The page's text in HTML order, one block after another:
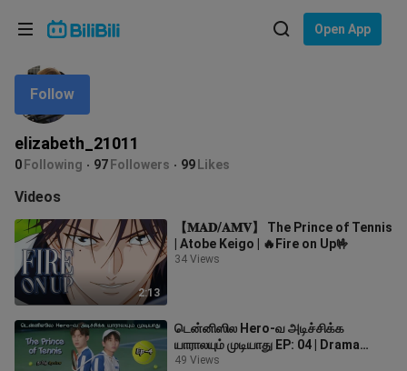
Open App
elizabeth_21011
0 Following 97 Followers 99 Likes
Follow
Videos
2:13
【𝐌𝐀𝐃/𝐀𝐌𝐕】 The Prince of Tennis
| Atobe Keigo | 🔥Fire on Up🤟
34 Views
டென்னிஸில Hero-வ அடிச்சிக்க
யாராலயும் முடியாது EP: 04 | Drama
Tamil Review
49 Views
Language: English
In
Choose your language
English
ภาษาไทย
Tiếng Việt
Bahasa Melayu